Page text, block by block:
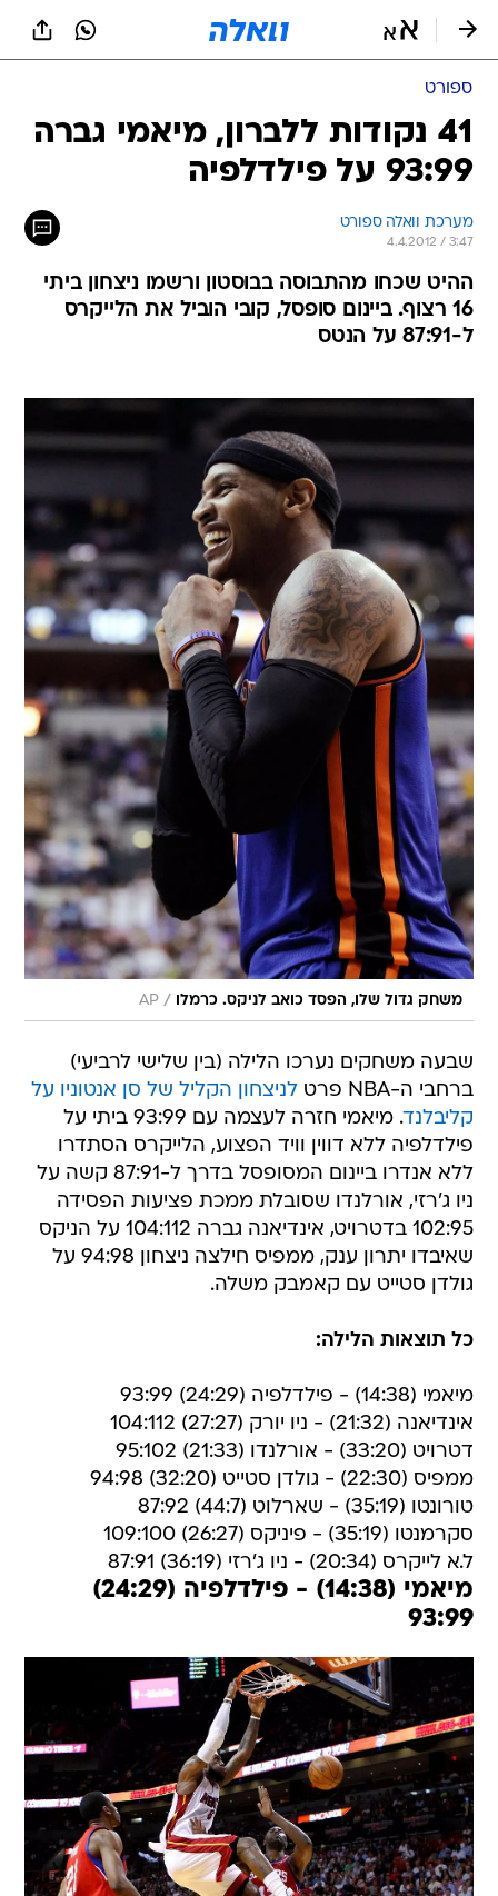
ספורט
41 נקודות ללברון, מיאמי גברה
93:99 על פילדלפיה
מערכת וואלה ספורט
4.4.2012 / 3:47
ההיט שכחו מהתבוסה בבוסטון ורשמו ניצחון ביתי
16 רצוף. ביינום סופסל, קובי הוביל את הלייקרס
ל-87:91 על הנטס
משחק גדול שלו, הפסד כואב לניקס. כרמלו /
AP
שבעה משחקים נערכו הלילה (בין שלישי לרביעי)
ברחבי ה-NBA פרט
לניצחון הקליל של סן אנטוניו על
קליבלנד
. מיאמי חזרה לעצמה עם 93:99 ביתי על
פילדלפיה ללא דווין וויד הפצוע, הלייקרס הסתדרו
ללא אנדרו ביינום המסופסל בדרך ל-87:91 קשה על
ניו ג'רזי, אורלנדו שסובלת ממכת פציעות הפסידה
102:95 בדטרויט, אינדיאנה גברה 104:112 על הניקס
שאיבדו יתרון ענק, ממפיס חילצה ניצחון 94:98 על
גולדן סטייט עם קאמבק משלה.
כל תוצאות הלילה:
מיאמי (14:38) - פילדלפיה (24:29) 93:99
אינדיאנה (21:32) - ניו יורק (27:27) 104:112
דטרויט (33:20) - אורלנדו (21:33) 95:102
ממפיס (22:30) - גולדן סטייט (32:20) 94:98
טורונטו (35:19) - שארלוט (44:7) 87:92
סקרמנטו (35:19) - פיניקס (26:27) 109:100
ל.א לייקרס (20:34) - ניו ג'רזי (36:19) 87:91
מיאמי (14:38) - פילדלפיה (24:29)
93:99